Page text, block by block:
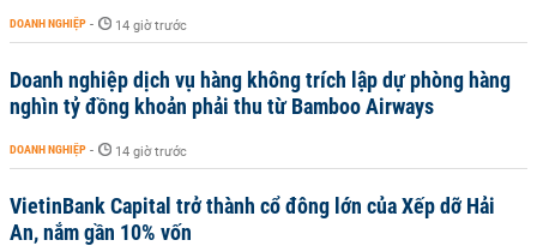
DOANH NGHIỆP - 14 giờ trước
Doanh nghiệp dịch vụ hàng không trích lập dự phòng hàng
nghìn tỷ đồng khoản phải thu từ Bamboo Airways
DOANH NGHIỆP - 14 giờ trước
VietinBank Capital trở thành cổ đông lớn của Xếp dỡ Hải
An, nắm gần 10% vốn